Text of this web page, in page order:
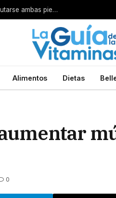
Por esta razón encarcelan a un cirujano después de amputarse ambas piernas
Alimentos Dietas
0